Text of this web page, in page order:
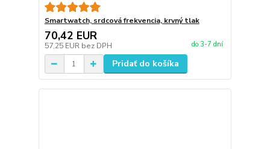
Smartwatch, srdcová frekvencia, krvný tlak
70,42 EUR
57,25 EUR bez DPH do 3-7 dní
Pridať do košíka